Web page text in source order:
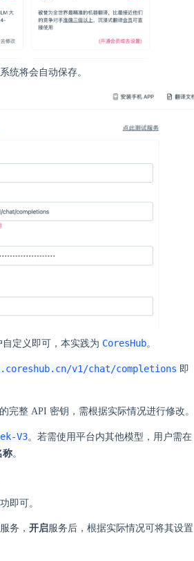
统将会自动保存。
自定义即可，本实践为 CoresHub。
v1/chat/completions 即
完整 API 密钥，需根据实际情况进行修改。
V3。若需使用平台内其他模型，用户需在
称。
即可。
务， 开启服务后，根据实际情况可将其设置